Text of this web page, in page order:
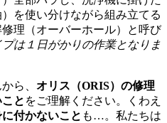
を使い分けながら組み立てる
理（オーバーホール）と呼び
は１日がかりの作業となりま
ら、 オリス（ORIS）の修理
と をご理解ください。くわえ
付かないこと も…。私たちは